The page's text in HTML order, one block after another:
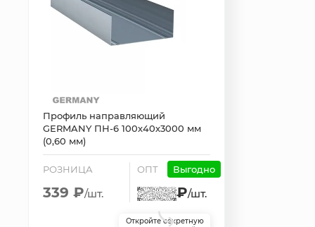
Профиль направляющий
GERMANY ПН-6 100х40х3000 мм
(0,60 мм)
РОЗНИЦА
339 ₽/шт.
ОПТ Выгодно
₽/шт.
Откройте секретную